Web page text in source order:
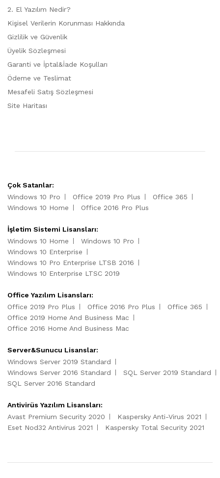
2. El Yazılım Nedir?
Kişisel Verilerin Korunması Hakkında
Gizlilik ve Güvenlik
Üyelik Sözleşmesi
Garanti ve İptal&İade Koşulları
Ödeme ve Teslimat
Mesafeli Satış Sözleşmesi
Site Haritası
Çok Satanlar:
Windows 10 Pro
Office 2019 Pro Plus
Office 365
Windows 10 Home
Office 2016 Pro Plus
İşletim Sistemi Lisansları:
Windows 10 Home
Windows 10 Pro
Windows 10 Enterprise
Windows 10 Pro Enterprise LTSB 2016
Windows 10 Enterprise LTSC 2019
Office Yazılım Lisansları:
Office 2019 Pro Plus
Office 2016 Pro Plus
Office 365
Office 2019 Home And Business Mac
Office 2016 Home And Business Mac
Server&Sunucu Lisanslar:
Windows Server 2019 Standard
Windows Server 2016 Standard
SQL Server 2019 Standard
SQL Server 2016 Standard
Antivirüs Yazılım Lisansları:
Avast Premium Security 2020
Kaspersky Anti-Virus 2021
Eset Nod32 Antivirus 2021
Kaspersky Total Security 2021